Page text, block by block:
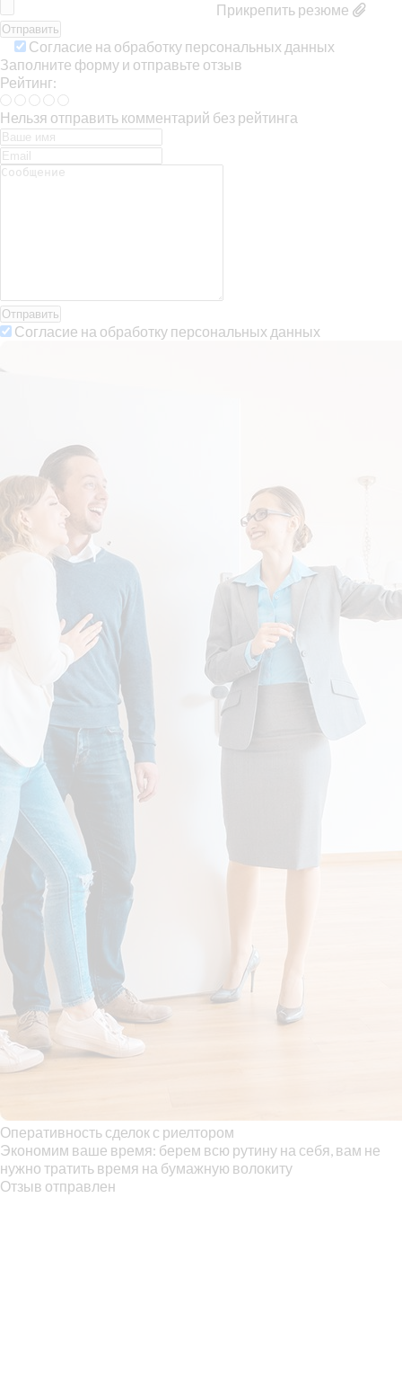
Прикрепить резюме
Согласие на обработку персональных данных
Заполните форму и отправьте отзыв
Рейтинг:
Нельзя отправить комментарий без рейтинга
Отправить
Согласие на обработку персональных данных
Оперативность сделок с риелтором
Экономим ваше время: берем всю рутину на себя, вам не
нужно тратить время на бумажную волокиту
Отзыв отправлен